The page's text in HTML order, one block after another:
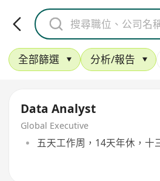
全部篩選 分析/報告
Data Analyst
Global Executive
五天工作周，14天年休，十